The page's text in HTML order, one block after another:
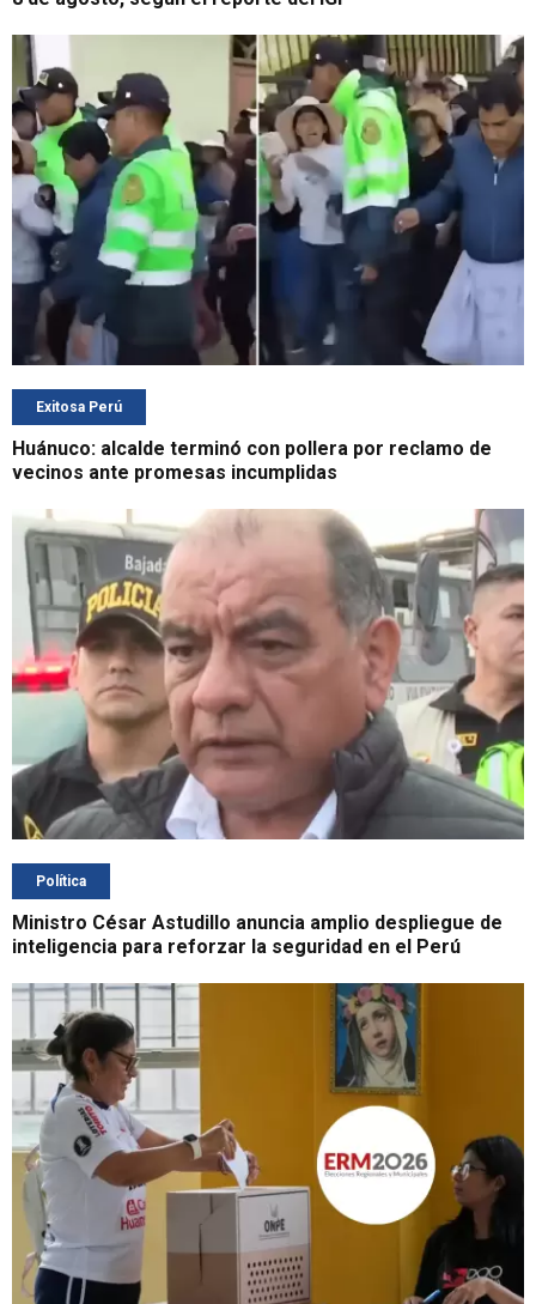
Exitosa Perú
Huánuco: alcalde terminó con pollera por reclamo de
vecinos ante promesas incumplidas
Política
Ministro César Astudillo anuncia amplio despliegue de
inteligencia para reforzar la seguridad en el Perú